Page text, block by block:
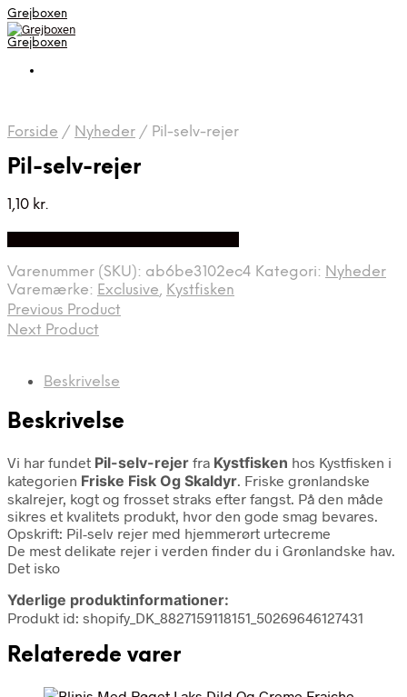
Grejboxen
Grejboxen
Forside / Nyheder / Pil-selv-rejer
Pil-selv-rejer
1,10 kr.
Varenummer (SKU): ab6be3102ec4 Kategori: Nyheder
Varemærke: Exclusive, Kystfisken
Previous Product
Next Product
Beskrivelse
Beskrivelse
Vi har fundet Pil-selv-rejer fra Kystfisken hos Kystfisken i
kategorien Friske Fisk Og Skaldyr. Friske grønlandske
skalrejer, kogt og frosset straks efter fangst. På den måde
sikres et kvalitets produkt, hvor den gode smag bevares.
Opskrift: Pil-selv rejer med hjemmerørt urtecreme
De mest delikate rejer i verden finder du i Grønlandske hav.
Det isko
Yderlige produktinformationer:
Produkt id: shopify_DK_8827159118151_50269646127431
Relaterede varer